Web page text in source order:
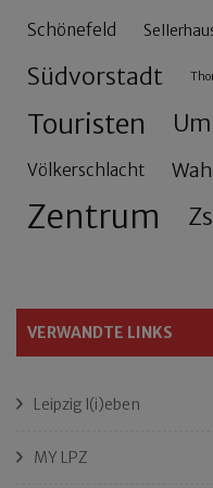
Schönefeld
Südvorstadt
Touristen
Völkerschlacht
Zentrum
VERWANDTE LINKS
Leipzig l(i)eben
MY LPZ